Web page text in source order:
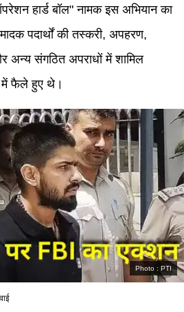
हार्ड बॉल" नामक इस अभियान का
पदार्थों की तस्करी, अपहरण,
अन्य संगठित अपराधों में शामिल
में फैले हुए थे।
Photo : PTI